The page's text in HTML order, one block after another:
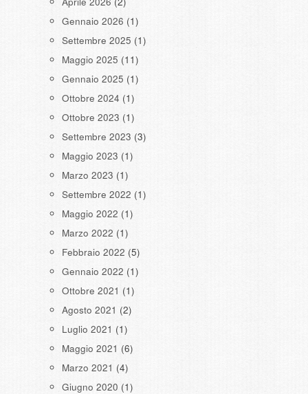
Gennaio 2026 (1)
Settembre 2025 (1)
Maggio 2025 (11)
Gennaio 2025 (1)
Ottobre 2024 (1)
Ottobre 2023 (1)
Settembre 2023 (3)
Maggio 2023 (1)
Marzo 2023 (1)
Settembre 2022 (1)
Maggio 2022 (1)
Marzo 2022 (1)
Febbraio 2022 (5)
Gennaio 2022 (1)
Ottobre 2021 (1)
Agosto 2021 (2)
Luglio 2021 (1)
Maggio 2021 (6)
Marzo 2021 (4)
Giugno 2020 (1)